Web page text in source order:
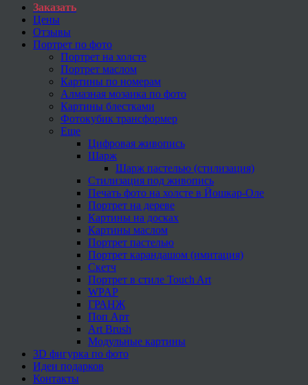
Заказать
Цены
Отзывы
Портрет по фото
Портрет на холсте
Портрет маслом
Картины по номерам
Алмазная мозаика по фото
Картины блестками
Фотокубик трансформер
Еще
Цифровая живопись
Шарж
Шарж пастелью (стилизация)
Стилизация под живопись
Печать фото на холсте в Йошкар-Оле
Портрет на дереве
Картины на досках
Картины маслом
Портрет пастелью
Портрет карандашом (имитация)
Скетч
Портрет в стиле Touch Art
WPAP
ГРАНЖ
Поп Арт
Art Brush
Модульные картины
3D фигурка по фото
Идеи подарков
Контакты